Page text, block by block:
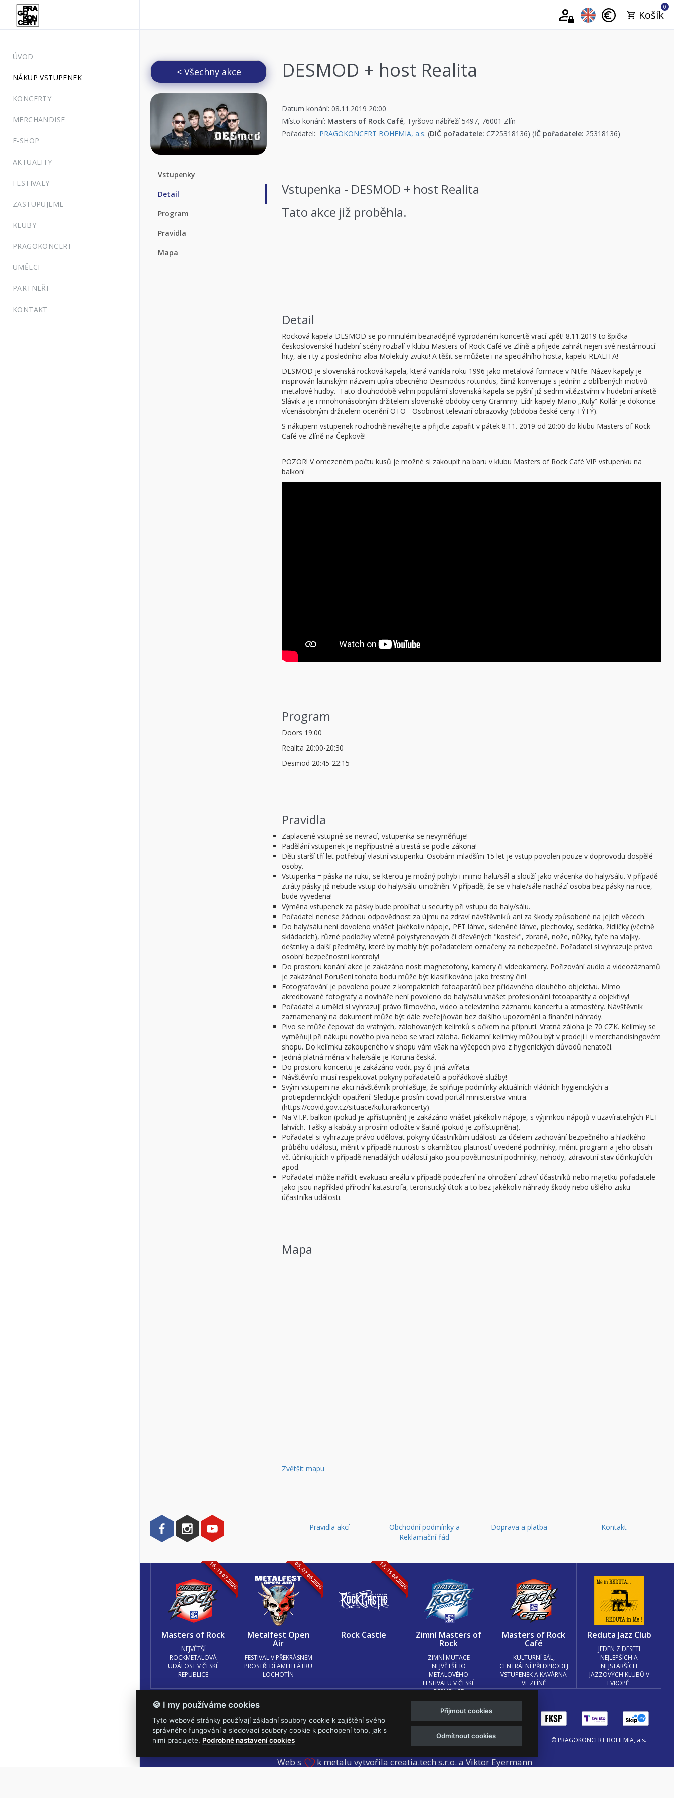
0
Košík
ÚVOD
NÁKUP VSTUPENEK
KONCERTY
MERCHANDISE
E-SHOP
AKTUALITY
FESTIVALY
ZASTUPUJEME
KLUBY
PRAGOKONCERT
UMĚLCI
PARTNEŘI
KONTAKT
< Všechny akce
Vstupenky
Detail
Program
Pravidla
Mapa
DESMOD + host Realita
Datum konání: 08.11.2019 20:00
Místo konání: Masters of Rock Café, Tyršovo nábřeží 5497, 76001 Zlín
Pořadatel: PRAGOKONCERT BOHEMIA, a.s. (DIČ pořadatele: CZ25318136) (IČ pořadatele: 25318136)
Vstupenka - DESMOD + host Realita
Tato akce již proběhla.
Detail
Rocková kapela DESMOD se po minulém beznadějně vyprodaném koncertě vrací zpět! 8.11.2019 to špička
československé hudební scény rozbalí v klubu Masters of Rock Café ve Zlíně a přijede zahrát nejen své nestárnoucí
hity, ale i ty z posledního alba Molekuly zvuku! A těšit se můžete i na speciálního hosta, kapelu REALITA!
DESMOD je slovenská rocková kapela, která vznikla roku 1996 jako metalová formace v Nitře. Název kapely je
inspirován latinským názvem upíra obecného Desmodus rotundus, čímž konvenuje s jedním z oblíbených motivů
metalové hudby. Tato dlouhodobě velmi populární slovenská kapela se pyšní již sedmi vítězstvími v hudební anketě
Slávik a je i mnohonásobným držitelem slovenské obdoby ceny Grammy. Lídr kapely Mario „Kuly“ Kollár je dokonce
vícenásobným držitelem ocenění OTO - Osobnost televizní obrazovky (obdoba české ceny TÝTÝ).
S nákupem vstupenek rozhodně neváhejte a přijďte zapařit v pátek 8.11. 2019 od 20:00 do klubu Masters of Rock
Café ve Zlíně na Čepkově!
POZOR! V omezeném počtu kusů je možné si zakoupit na baru v klubu Masters of Rock Café VIP vstupenku na
balkon!
Program
Doors 19:00
Realita 20:00-20:30
Desmod 20:45-22:15
Pravidla
Zaplacené vstupné se nevrací, vstupenka se nevyměňuje!
Padělání vstupenek je nepřípustné a trestá se podle zákona!
Děti starší tří let potřebují vlastní vstupenku. Osobám mladším 15 let je vstup povolen pouze v doprovodu dospělé
osoby.
Vstupenka = páska na ruku, se kterou je možný pohyb i mimo halu/sál a slouží jako vrácenka do haly/sálu. V případě
ztráty pásky již nebude vstup do haly/sálu umožněn. V případě, že se v hale/sále nachází osoba bez pásky na ruce,
bude vyvedena!
Výměna vstupenek za pásky bude probíhat u security při vstupu do haly/sálu.
Pořadatel nenese žádnou odpovědnost za újmu na zdraví návštěvníků ani za škody způsobené na jejich věcech.
Do haly/sálu není dovoleno vnášet jakékoliv nápoje, PET láhve, skleněné láhve, plechovky, sedátka, židličky (včetně
skládacích), různé podložky včetně polystyrenových či dřevěných "kostek", zbraně, nože, nůžky, tyče na vlajky,
deštníky a další předměty, které by mohly být pořadatelem označeny za nebezpečné. Pořadatel si vyhrazuje právo
osobní bezpečnostní kontroly!
Do prostoru konání akce je zakázáno nosit magnetofony, kamery či videokamery. Pořizování audio a videozáznamů
je zakázáno! Porušení tohoto bodu může být klasifikováno jako trestný čin!
Fotografování je povoleno pouze z kompaktních fotoaparátů bez přídavného dlouhého objektivu. Mimo
akreditované fotografy a novináře není povoleno do haly/sálu vnášet profesionální fotoaparáty a objektivy!
Pořadatel a umělci si vyhrazují právo filmového, video a televizního záznamu koncertu a atmosféry. Návštěvník
zaznamenaný na dokument může být dále zveřejňován bez dalšího upozornění a finanční náhrady.
Pivo se může čepovat do vratných, zálohovaných kelímků s očkem na připnutí. Vratná záloha je 70 CZK. Kelímky se
vyměňují při nákupu nového piva nebo se vrací záloha. Reklamní kelímky můžou být v prodeji i v merchandisingovém
shopu. Do kelímku zakoupeného v shopu vám však na výčepech pivo z hygienických důvodů nenatočí.
Jediná platná měna v hale/sále je Koruna česká.
Do prostoru koncertu je zakázáno vodit psy či jiná zvířata.
Návštěvníci musí respektovat pokyny pořadatelů a pořádkové služby!
Svým vstupem na akci návštěvník prohlašuje, že splňuje podmínky aktuálních vládních hygienických a
protiepidemických opatření. Sledujte prosím covid portál ministerstva vnitra.
(https://covid.gov.cz/situace/kultura/koncerty)
Na V.I.P. balkon (pokud je zpřístupněn) je zakázáno vnášet jakékoliv nápoje, s výjimkou nápojů v uzavíratelných PET
lahvích. Tašky a kabáty si prosím odložte v šatně (pokud je zpřístupněna).
Pořadatel si vyhrazuje právo udělovat pokyny účastníkům události za účelem zachování bezpečného a hladkého
průběhu události, měnit v případě nutnosti s okamžitou platností uvedené podmínky, měnit program a jeho obsah
vč. účinkujících v případě nenadálých událostí jako jsou povětrnostní podmínky, nehody, zdravotní stav účinkujících
apod.
Pořadatel může nařídit evakuaci areálu v případě podezření na ohrožení zdraví účastníků nebo majetku pořadatele
jako jsou například přírodní katastrofa, teroristický útok a to bez jakékoliv náhrady škody nebo ušlého zisku
účastníka události.
Mapa
Zvětšit mapu
Pravidla akcí
Obchodní podmínky a
Reklamační řád
Doprava a platba Kontakt
16.-19.07.2026
Masters of Rock
NEJVĚTŠÍ
ROCKMETALOVÁ
UDÁLOST V ČESKÉ
REPUBLICE
05.-07.06.2026
Metalfest Open
Air
FESTIVAL V PŘEKRÁSNÉM
PROSTŘEDÍ AMFITEÁTRU
LOCHOTÍN
13.-15.08.2026
Rock Castle Zimní Masters of
Rock
ZIMNÍ MUTACE
NEJVĚTŠÍHO
METALOVÉHO
FESTIVALU V ČESKÉ
REPUBLICE
Masters of Rock
Café
KULTURNÍ SÁL,
CENTRÁLNÍ PŘEDPRODEJ
VSTUPENEK A KAVÁRNA
VE ZLÍNĚ
Reduta Jazz Club
JEDEN Z DESETI
NEJLEPŠÍCH A
NEJSTARŠÍCH
JAZZOVÝCH KLUBŮ V
EVROPĚ.
Podmínky užití 🍪 Změnit nastavení cookies. © PRAGOKONCERT BOHEMIA, a.s.
Web s k metalu vytvořila creatia.tech s.r.o. a Viktor Eyermann
🍪 I my používáme cookies
Tyto webové stránky používají základní soubory cookie k zajištění svého
správného fungování a sledovací soubory cookie k pochopení toho, jak s
nimi pracujete. Podrobné nastavení cookies
Přijmout cookies
Odmítnout cookies